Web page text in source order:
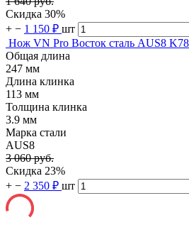
Скидка 30%
+ − 1 150 ₽ шт
Нож VN Pro Восток сталь AUS8
Общая длина
247 мм
Длина клинка
113 мм
Толщина клинка
3.9 мм
Марка стали
AUS8
3 060 руб.
Скидка 23%
+ − 2 350 ₽ шт